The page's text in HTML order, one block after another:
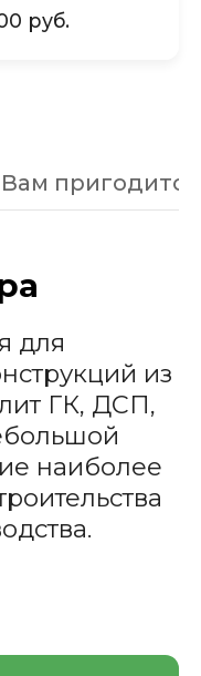
руб.
Вам пригодится
для
из
ГК, ДСП,
наиболее